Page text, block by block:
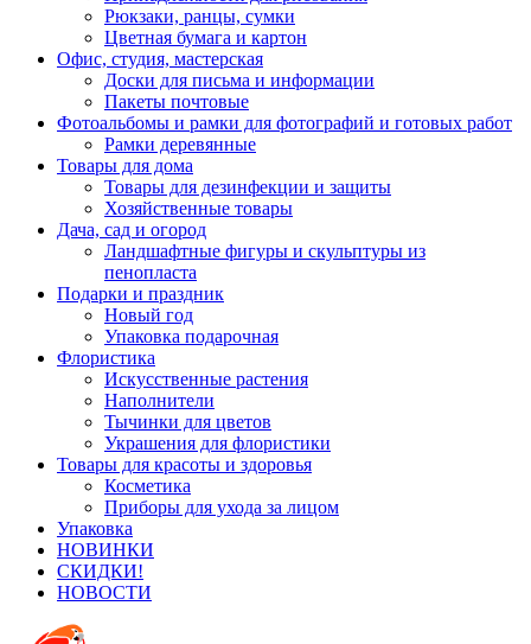
Рюкзаки, ранцы, сумки
Цветная бумага и картон
Офис, студия, мастерская
Доски для письма и информации
Пакеты почтовые
Фотоальбомы и рамки для фотографий и готовых работ
Рамки деревянные
Товары для дома
Товары для дезинфекции и защиты
Хозяйственные товары
Дача, сад и огород
Ландшафтные фигуры и скульптуры из
пенопласта
Подарки и праздник
Новый год
Упаковка подарочная
Флористика
Искусственные растения
Наполнители
Тычинки для цветов
Украшения для флористики
Товары для красоты и здоровья
Косметика
Приборы для ухода за лицом
Упаковка
НОВИНКИ
СКИДКИ!
НОВОСТИ